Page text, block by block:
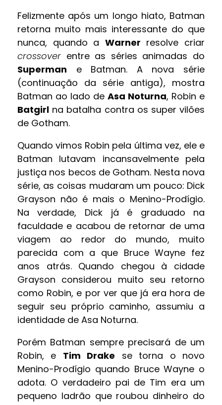
Felizmente após um longo hiato, Batman
retorna muito mais interessante do que
nunca, quando a Warner resolve criar
crossoverentre as séries animadas do
Superman e Batman. A nova série
(continuação da série antiga), mostra
Batman ao lado deAsa Noturna, Robin e
Batgirlna batalha contra os super vilões
de Gotham.
Quando vimos Robin pela última vez, ele e
Batman lutavam incansavelmente pela
justiça nos becos de Gotham. Nesta nova
série, as coisas mudaram um pouco: Dick
Grayson não é mais o Menino-Prodígio.
Na verdade, Dick já é graduado na
faculdade e acabou de retornar de uma
viagem ao redor do mundo, muito
parecida com a que Bruce Wayne fez
anos atrás. Quando chegou à cidade
Grayson considerou muito seu retorno
como Robin, e por ver que já era hora de
seguir seu próprio caminho, assumiu a
identidade de Asa Noturna.
Porém Batman sempre precisará de um
Robin, e Tim Drake se torna o novo
Menino-Prodígio quando Bruce Wayne o
adota. O verdadeiro pai de Tim era um
pequeno ladrão que roubou dinheiro do